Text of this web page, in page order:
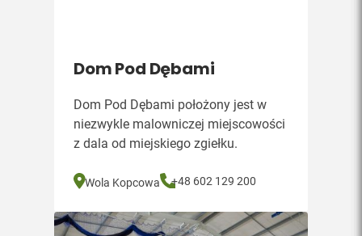
Dom Pod Dębami
Dom Pod Dębami położony jest w
niezwykle malowniczej miejscowości
z dala od miejskiego zgiełku.
Wola Kopcowa +48 602 129 200